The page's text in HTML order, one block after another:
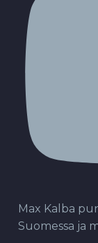
Max Kalba
Suomessa ja